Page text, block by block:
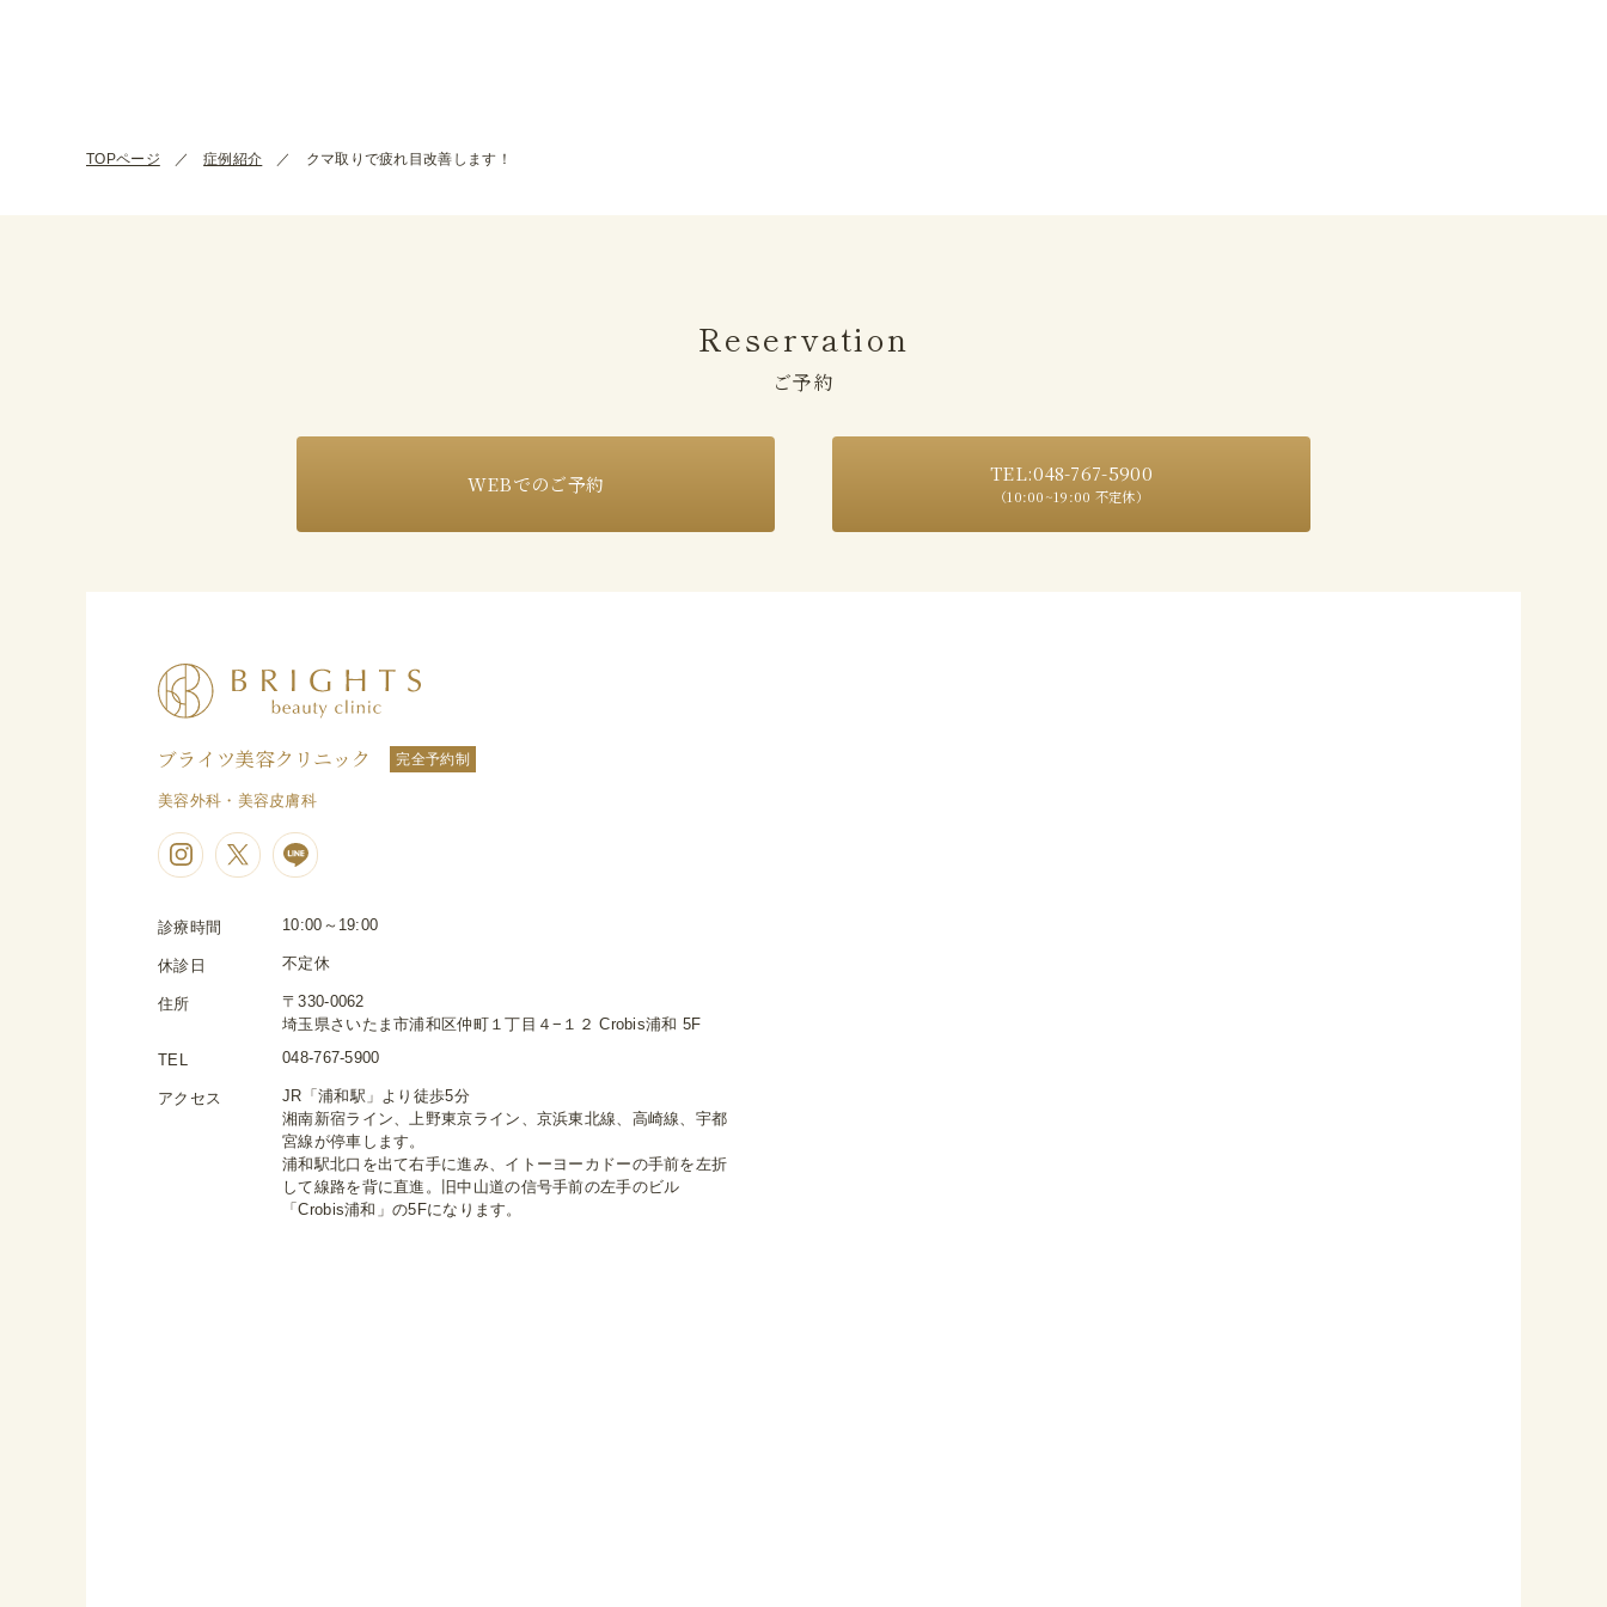
TOPページ 症例紹介 クマ取りで疲れ目改善します！
Reservation
ご予約
WEBでのご予約 TEL:048-767-5900
（10:00~19:00 不定休）
ブライツ美容クリニック 完全予約制
美容外科・美容皮膚科
診療時間 10:00～19:00
休診日 不定休
住所
〒330-0062
埼玉県さいたま市浦和区仲町１丁目４−１２ Crobis浦和 5F
TEL 048-767-5900
アクセス
JR「浦和駅」より徒歩5分
湘南新宿ライン、上野東京ライン、京浜東北線、高崎線、宇都
宮線が停車します。
浦和駅北口を出て右手に進み、イトーヨーカドーの手前を左折
して線路を背に直進。旧中山道の信号手前の左手のビル
「Crobis浦和」の5Fになります。